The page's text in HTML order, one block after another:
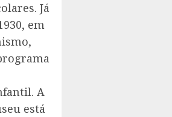
Já
em
A
está